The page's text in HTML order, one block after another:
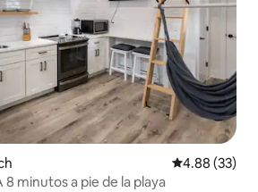
Calificación
4.88 (33)
minutos a pie de la playa